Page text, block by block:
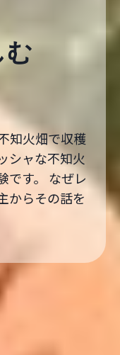
む
知火畑で収穫
シャな不知火
です。 なぜレ
からその話を